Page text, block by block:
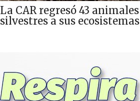
La CAR regresó 43 animales
silvestres a sus ecosistemas